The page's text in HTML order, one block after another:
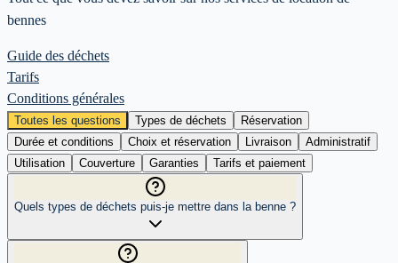
bennes
Guide des déchets
Tarifs
Conditions générales
Toutes les questions Types de déchets
Réservation
Durée et conditions
Choix et réservation Livraison
Administratif
Utilisation
Couverture Garanties Tarifs et paiement
Quels types de déchets puis-je mettre dans la benne ?